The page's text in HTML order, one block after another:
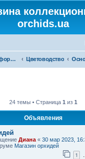
orchids.ua
Список форумов Цветоводство
24 темы • Страница 1 из 1
Объявления
Диана « 30 мар 2023,
Магазин орхидей
1